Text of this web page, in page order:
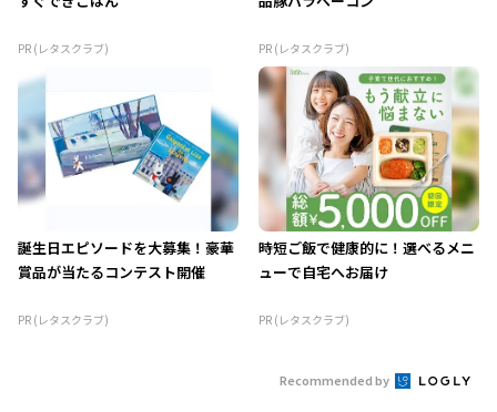
PR (レタスクラブ) PR (レタスクラブ)
誕生日エピソードを大募集！豪華
賞品が当たるコンテスト開催
PR (レタスクラブ)
時短ご飯で健康的に！選べるメニ
ューで自宅へお届け
PR (レタスクラブ)
Recommended by